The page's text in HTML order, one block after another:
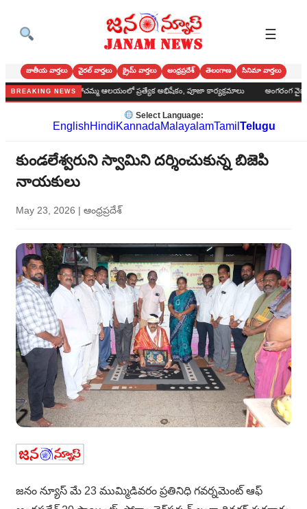
☰
జాతీయ వార్తలు వైరల్ వార్తలు క్రైమ్ వార్తలు ఆంధ్రప్రదేశ్ తెలంగాణ సినిమా వార్తలు
BREAKING NEWS
నల్ల పోచమ్మ ఆలయంలో ప్రత్యేక అభిషేకం, పూజా కార్యక్రమాలు అంగరంగ వైభవంగా
Select Language:
EnglishHindiKannadaMalayalamTamil Telugu
కుండలేశ్వరుని స్వామిని దర్శించుకున్న బిజెపి
నాయకులు
May 23, 2026 | ఆంధ్రప్రదేశ్
జనం న్యూస్ మే 23 ముమ్మిడివరం ప్రతినిధి గవర్నమెంట్ ఆఫ్